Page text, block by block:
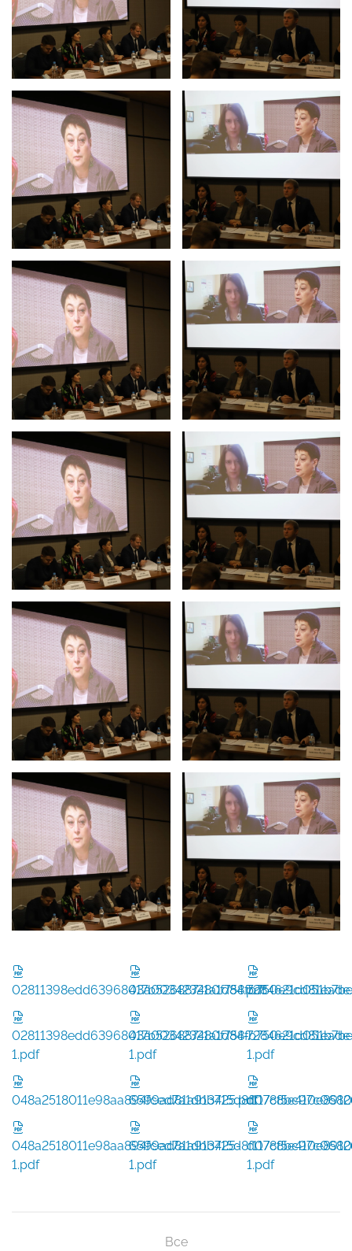
02811398edd6396803a00342321a1d84.pdf
02811398edd6396803a00342321a1d84-
1.pdf
048a2518011e98aa894fced7a1dbb425.pdf
048a2518011e98aa894fced7a1dbb425-
1.pdf
1.pdf
1.pdf
1.pdf
1.pdf
Все